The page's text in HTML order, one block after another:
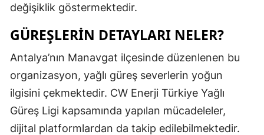
Gümüşhane
Hakkari
Hatay
Mersin
değişiklik göstermektedir.
GÜREŞLERIN DETAYLARI NELER?
Antalya’nın Manavgat ilçesinde düzenlenen bu
organizasyon, yağlı güreş severlerin yoğun
ilgisini çekmektedir. CW Enerji Türkiye Yağlı
Güreş Ligi kapsamında yapılan mücadeleler,
dijital platformlardan da takip edilebilmektedir.